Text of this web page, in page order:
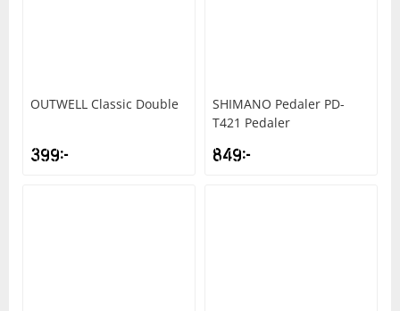
OUTWELL Classic Double
399kr
SHIMANO Pedaler PD-
T421 Pedaler
849kr